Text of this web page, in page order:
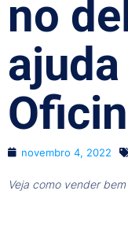
no
novembro 4, 2022
Veja como vender